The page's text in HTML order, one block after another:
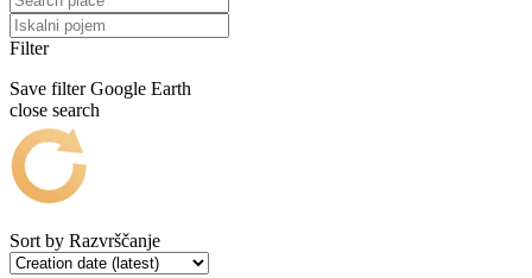
Filter
Save filter Google Earth
close search
Sort by Razvrščanje